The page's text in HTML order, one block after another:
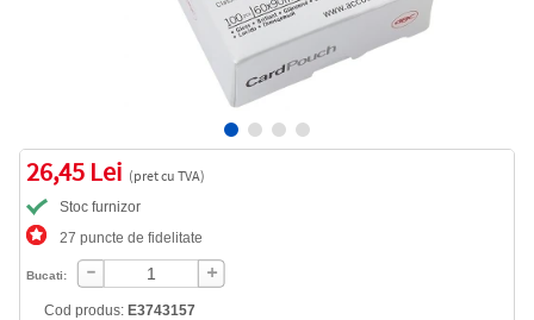
26,45 Lei (pret cu TVA)
Stoc furnizor
27 puncte de fidelitate
Bucati:
Cod produs: E3743157